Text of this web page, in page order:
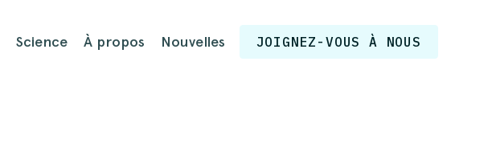
Science À propos Nouvelles JOIGNEZ-VOUS À NOUS